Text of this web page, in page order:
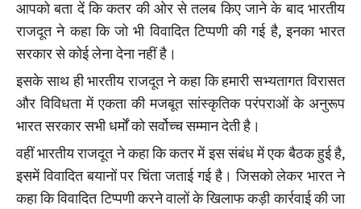
आपको बता दें कि कतर की ओर से तलब किए जाने के बाद भारतीय
राजदूत ने कहा कि जो भी विवादित टिप्पणी की गई है, इनका भारत
सरकार से कोई लेना देना नहीं है।
इसके साथ ही भारतीय राजदूत ने कहा कि हमारी सभ्यतागत विरासत
और विविधता में एकता की मजबूत सांस्कृतिक परंपराओं के अनुरूप
भारत सरकार सभी धर्मों को सर्वोच्च सम्मान देती है।
वहीं भारतीय राजदूत ने कहा कि कतर में इस संबंध में एक बैठक हुई है,
इसमें विवादित बयानों पर चिंता जताई गई है। जिसको लेकर भारत ने
कहा कि विवादित टिप्पणी करने वालों के खिलाफ कड़ी कार्रवाई की जा